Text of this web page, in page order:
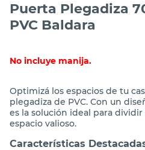
Puerta Plegadiza
PVC Baldara
No incluye manija.
Optimizá los espacios de tu
plegadiza de PVC. Con un
es la solución ideal para
espacio valioso.
Características